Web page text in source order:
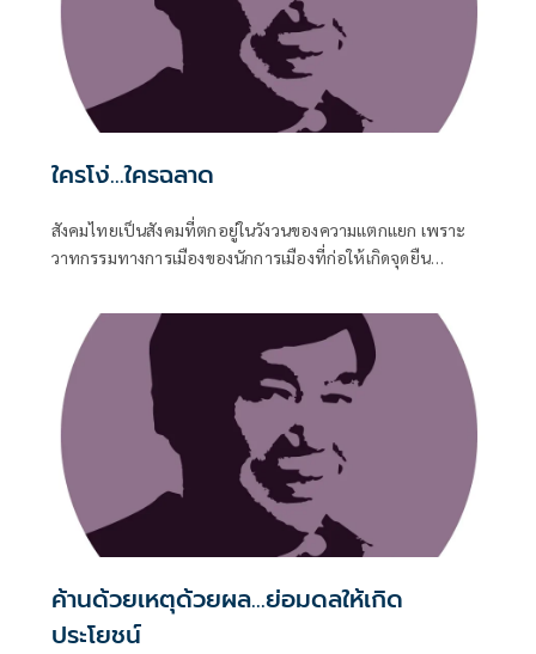
ใครโง่...ใครฉลาด
สังคมไทยเป็นสังคมที่ตกอยู่ในวังวนของความแตกแยก เพราะ
วาทกรรมทางการเมืองของนักการเมืองที่ก่อให้เกิดจุดยืน
ไม่ขอเรียกว่าอุดมการณ์ทางการเมือง เพราะที่แตกแยกกันอยู่ทุก
วันนี้เป็นเรื่องของจุดยืนทางการเมืองที่ก่อให้เกิดกีฬาสี ที่แต่ละสี
ไม่อาจจะเป็นมิตรกันได้
ค้านด้วยเหตุด้วยผล...ย่อมดลให้เกิด
ประโยชน์